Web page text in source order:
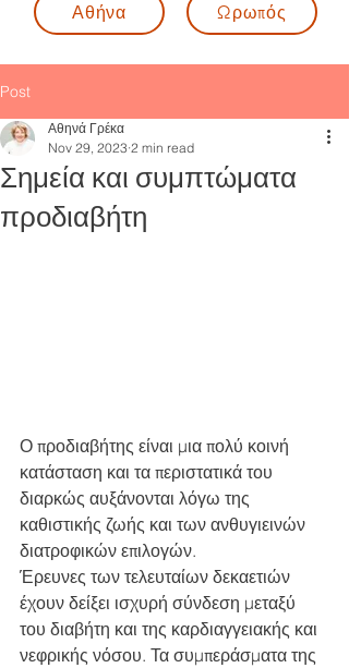
Αθήνα Ωρωπός
Post
Σημεία και συμπτώματα
προδιαβήτη
Αθηνά Γρέκα
Nov 29, 2023 2 min read
Ο προδιαβήτης είναι μια πολύ κοινή
κατάσταση και τα περιστατικά του
διαρκώς αυξάνονται λόγω της
καθιστικής ζωής και των ανθυγιεινών
διατροφικών επιλογών.
Έρευνες των τελευταίων δεκαετιών
έχουν δείξει ισχυρή σύνδεση μεταξύ
του διαβήτη και της καρδιαγγειακής και
νεφρικής νόσου. Τα συμπεράσματα της